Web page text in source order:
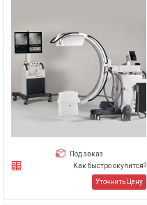
Под заказ
Как быстро окупится?
Уточнить Цену